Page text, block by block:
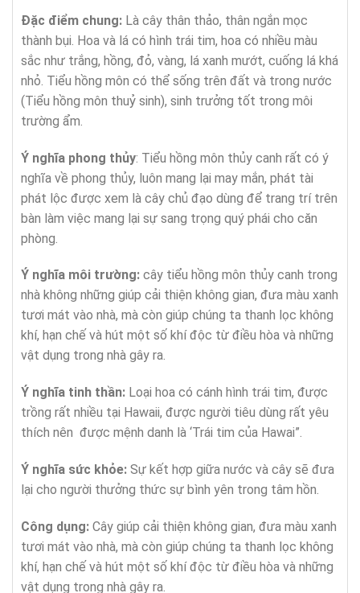
Đặc điểm chung: Là cây thân thảo, thân ngắn mọc
thành bụi. Hoa và lá có hình trái tim, hoa có nhiều màu
sắc như trắng, hồng, đỏ, vàng, lá xanh mướt, cuống lá khá
nhỏ. Tiểu hồng môn có thể sống trên đất và trong nước
(Tiểu hồng môn thuỷ sinh), sinh trưởng tốt trong môi
trường ẩm.
Ý nghĩa phong thủy: Tiểu hồng môn thủy canh rất có ý
nghĩa về phong thủy, luôn mang lại may mắn, phát tài
phát lộc được xem là cây chủ đạo dùng để trang trí trên
bàn làm việc mang lại sự sang trọng quý phái cho căn
phòng.
Ý nghĩa môi trường: cây tiểu hồng môn thủy canh trong
nhà không những giúp cải thiện không gian, đưa màu xanh
tươi mát vào nhà, mà còn giúp chúng ta thanh lọc không
khí, hạn chế và hút một số khí độc từ điều hòa và những
vật dụng trong nhà gây ra.
Ý nghĩa tinh thần: Loại hoa có cánh hình trái tim, được
trồng rất nhiều tại Hawaii, được người tiêu dùng rất yêu
thích nên được mệnh danh là ‘Trái tim của Hawai”.
Ý nghĩa sức khỏe: Sự kết hợp giữa nước và cây sẽ đưa
lại cho người thưởng thức sự bình yên trong tâm hồn.
Công dụng: Cây giúp cải thiện không gian, đưa màu xanh
tươi mát vào nhà, mà còn giúp chúng ta thanh lọc không
khí, hạn chế và hút một số khí độc từ điều hòa và những
vật dụng trong nhà gây ra.